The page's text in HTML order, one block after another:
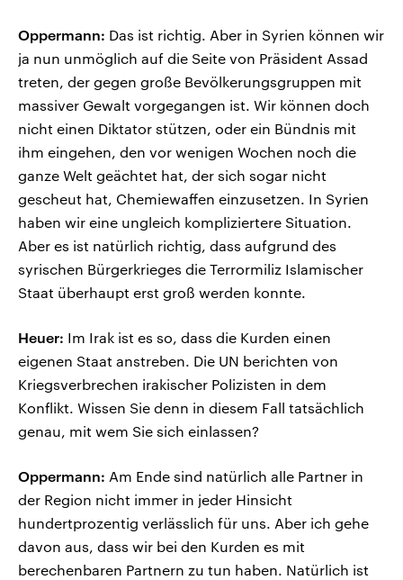
Oppermann: Das ist richtig. Aber in Syrien können wir
ja nun unmöglich auf die Seite von Präsident Assad
treten, der gegen große Bevölkerungsgruppen mit
massiver Gewalt vorgegangen ist. Wir können doch
nicht einen Diktator stützen, oder ein Bündnis mit
ihm eingehen, den vor wenigen Wochen noch die
ganze Welt geächtet hat, der sich sogar nicht
gescheut hat, Chemiewaffen einzusetzen. In Syrien
haben wir eine ungleich kompliziertere Situation.
Aber es ist natürlich richtig, dass aufgrund des
syrischen Bürgerkrieges die Terrormiliz Islamischer
Staat überhaupt erst groß werden konnte.
Heuer: Im Irak ist es so, dass die Kurden einen
eigenen Staat anstreben. Die UN berichten von
Kriegsverbrechen irakischer Polizisten in dem
Konflikt. Wissen Sie denn in diesem Fall tatsächlich
genau, mit wem Sie sich einlassen?
Oppermann: Am Ende sind natürlich alle Partner in
der Region nicht immer in jeder Hinsicht
hundertprozentig verlässlich für uns. Aber ich gehe
davon aus, dass wir bei den Kurden es mit
berechenbaren Partnern zu tun haben. Natürlich ist